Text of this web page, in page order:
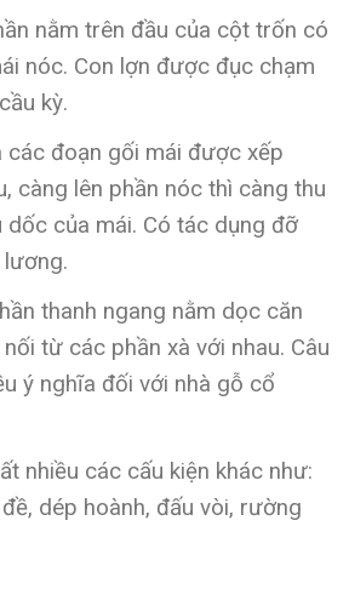
nằm trên đầu của cột trốn có
nóc. Con lợn được đục chạm
kỳ.
các đoạn gối mái được xếp
càng lên phần nóc thì càng thu
dốc của mái. Có tác dụng đỡ
thanh ngang nằm dọc căn
từ các phần xà với nhau. Câu
ý nghĩa đối với nhà gỗ cổ
nhiều các cấu kiện khác như:
dép hoành, đấu vòi, rường